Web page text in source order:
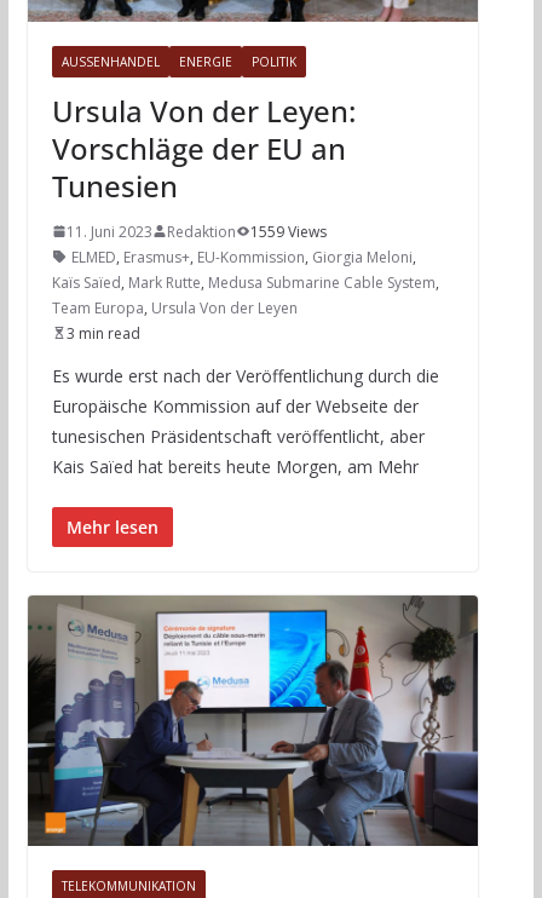
AUSSENHANDEL ENERGIE POLITIK
Ursula Von der Leyen:
Vorschläge der EU an
Tunesien
11. Juni 2023 Redaktion
1559 Views
ELMED, Erasmus+, EU-Kommission, Giorgia Meloni,
Kaïs Saïed, Mark Rutte, Medusa Submarine Cable System,
Team Europa, Ursula Von der Leyen
3 min read
Es wurde erst nach der Veröffentlichung durch die
Europäische Kommission auf der Webseite der
tunesischen Präsidentschaft veröffentlicht, aber
Kais Saïed hat bereits heute Morgen, am Mehr
Mehr lesen
TELEKOMMUNIKATION